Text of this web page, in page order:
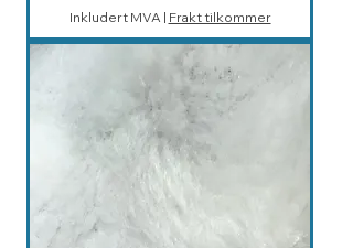
Inkludert MVA | Frakt tilkommer